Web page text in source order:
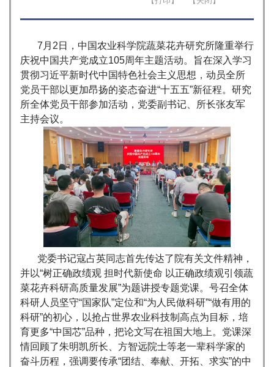
7月2日，中国农业科学院蔬菜花卉研究所隆重举行
庆祝中国共产党成立105周年主题活动。旨在深入学习
贯彻习近平新时代中国特色社会主义思想，动员全所
党员干部以更加昂扬的姿态奋进“十五五”新征程。研究
所全体党员干部参加活动，党委副书记、所长张友军
主持会议。
党委书记寇占英同志首先传达了院有关文件精神，
并以“树正确政绩观 担时代新使命 以正确政绩观引领蔬
菜花卉科研高质量发展”为题讲授专题党课。号召全体
科研人员坚守“国家队”定位和“为人民做科研”“做有用的
科研”的初心，以抢占世界农业科技制高点为目标，培
育更多“中国芯”品种，把论文写在祖国大地上。党课深
情回顾了朱明凯所长、方智远院士等老一辈科学家的
奋斗历程，强调要传承“团结、奉献、开拓、求实”的中